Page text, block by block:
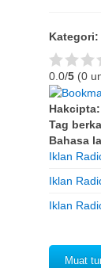
Kategori:
0.0/5 (0
Hakcipta:
Tag
Bahasa
Iklan
Iklan
Iklan
Muat